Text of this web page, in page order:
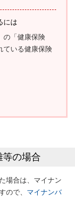
には
の「健康保険
ている健康保険
の場合
場合は、マイナン
ので、 マイナンバ